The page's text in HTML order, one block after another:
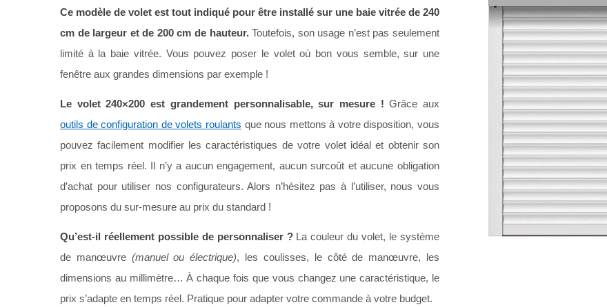
Ce modèle de volet est tout indiqué pour être installé sur une baie vitrée de 240
cm de largeur et de 200 cm de hauteur.Toutefois, son usage n’est pas seulement
limité à la baie vitrée. Vous pouvez poser le volet où bon vous semble, sur une
fenêtre aux grandes dimensions par exemple !
Le volet 240×200 est grandement personnalisable, sur mesure ! Grâce aux
outils de configuration de volets roulants que nous mettons à votre disposition, vous
pouvez facilement modifier les caractéristiques de votre volet idéal et obtenir son
prix en temps réel. Il n’y a aucun engagement, aucun surcoût et aucune obligation
d’achat pour utiliser nos configurateurs. Alors n’hésitez pas à l’utiliser, nous vous
proposons du sur-mesure au prix du standard !
Qu’est-il réellement possible de personnaliser ?La couleur du volet, le système
de manœuvre(manuel ou électrique), les coulisses, le côté de manœuvre, les
dimensions au millimètre… À chaque fois que vous changez une caractéristique, le
prix s’adapte en temps réel. Pratique pour adapter votre commande à votre budget.